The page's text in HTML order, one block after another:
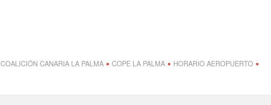
COALICIÓN CANARIA LA PALMA COPE LA PALMA
HORARIO AEROPUERTO